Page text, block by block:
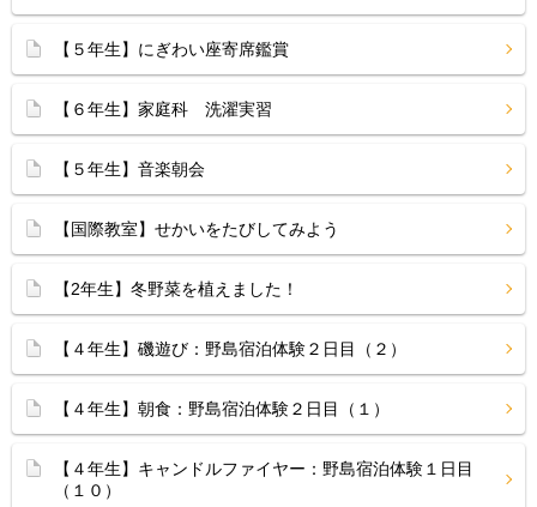
【５年生】にぎわい座寄席鑑賞
【６年生】家庭科 洗濯実習
【５年生】音楽朝会
【国際教室】せかいをたびしてみよう
【2年生】冬野菜を植えました！
【４年生】磯遊び：野島宿泊体験２日目（２）
【４年生】朝食：野島宿泊体験２日目（１）
【４年生】キャンドルファイヤー：野島宿泊体験１日目
（１０）